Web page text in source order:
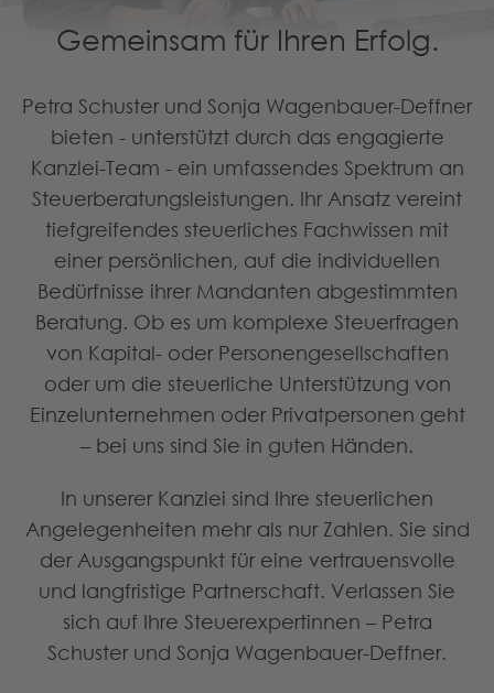
Gemeinsam für Ihren Erfolg.
Petra Schuster und Sonja Wagenbauer-Deffner
bieten - unterstützt durch das engagierte
Kanzlei-Team - ein umfassendes Spektrum an
Steuerberatungsleistungen. Ihr Ansatz vereint
tiefgreifendes steuerliches Fachwissen mit
einer persönlichen, auf die individuellen
Bedürfnisse ihrer Mandanten abgestimmten
Beratung. Ob es um komplexe Steuerfragen
von Kapital- oder Personengesellschaften
oder um die steuerliche Unterstützung von
Einzelunternehmen oder Privatpersonen geht
– bei uns sind Sie in guten Händen.
In unserer Kanzlei sind Ihre steuerlichen
Angelegenheiten mehr als nur Zahlen. Sie sind
der Ausgangspunkt für eine vertrauensvolle
und langfristige Partnerschaft. Verlassen Sie
sich auf Ihre Steuerexpertinnen – Petra
Schuster und Sonja Wagenbauer-Deffner.